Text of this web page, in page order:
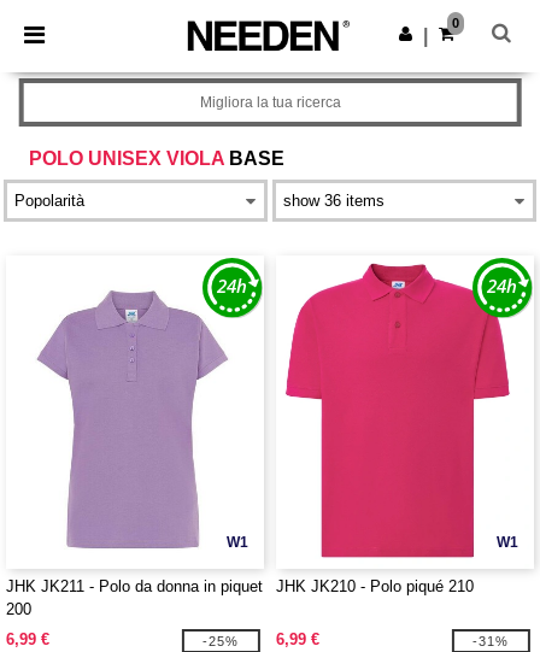
× App Needen
Prezzi migliori sull'app!
Scarica app
0
POLO UNISEX VIOLA BASE
Migliora la tua ricerca
W1
JHK JK211 - Polo da donna in piquet
200
6,99 €
-25%
W1
JHK JK210 - Polo piqué 210
6,99 € -31%